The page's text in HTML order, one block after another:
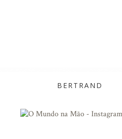
BERTRAND